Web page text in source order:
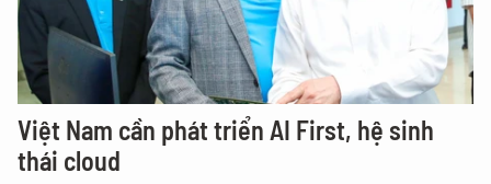
Việt Nam cần phát triển AI First, hệ sinh
thái cloud